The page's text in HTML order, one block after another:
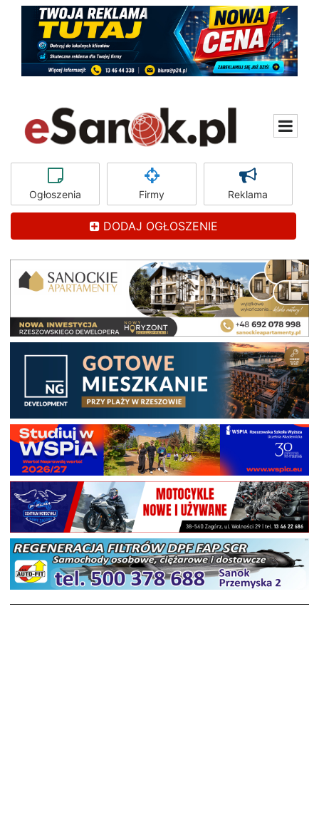
Ogłoszenia Firmy Reklama
DODAJ OGŁOSZENIE